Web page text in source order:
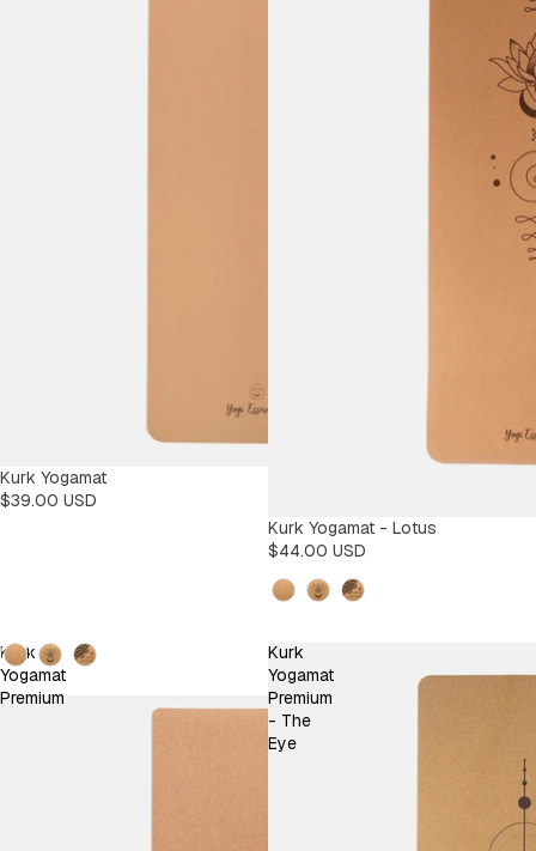
Kurk Yogamat
$39.00 USD
Design
Kurk Yogamat - Lotus
$44.00 USD
Design
Kurk
Yogamat
Premium
Kurk
Yogamat
Premium
- The
Eye